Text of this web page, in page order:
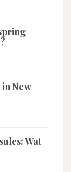
New
Wat